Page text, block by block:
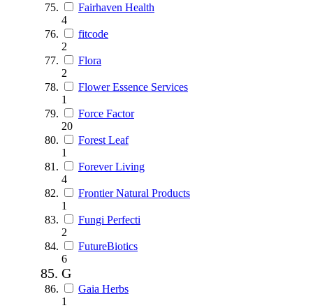
Fairhaven Health
4
fitcode
2
Flora
2
Flower Essence Services
1
Force Factor
20
Forest Leaf
1
Forever Living
4
Frontier Natural Products
1
Fungi Perfecti
2
FutureBiotics
6
G
Gaia Herbs
1